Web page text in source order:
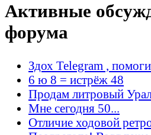
Активные
форума
Здох Telegram ,
6 ю 8 = истрёж 48
Продам литровый
Мне сегодня 50...
Отличие ходовой